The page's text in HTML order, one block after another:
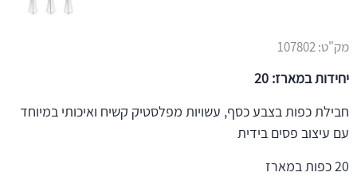
מק"ט:107802
יחידות במארז: 20
חבילת כפות בצבע כסף, עשויות מפלסטיק קשיח ואיכותי במיוחד
עם עיצוב פסים בידית
20 כפות במארז